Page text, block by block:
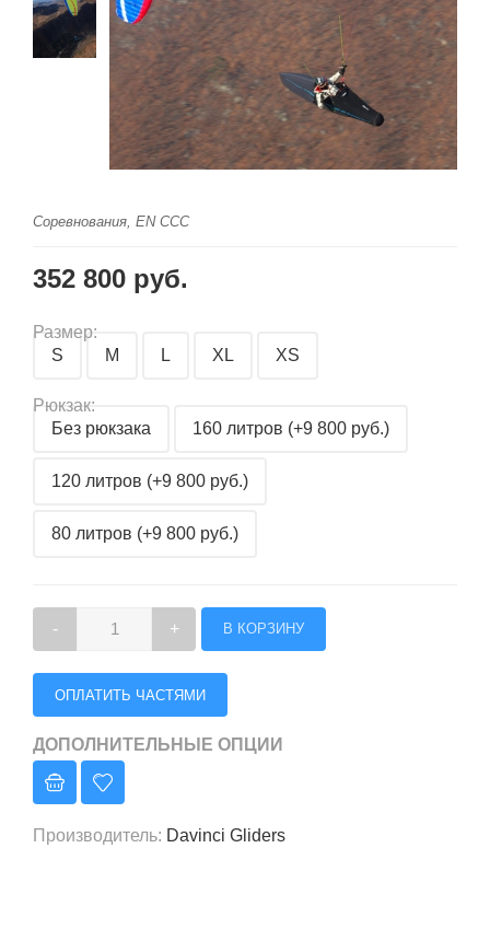
Соревнования, EN CCC
352 800 руб.
Размер:
S
M L XL XS
Рюкзак:
Без рюкзака
160 литров (+9 800 руб.)
120 литров (+9 800 руб.)
80 литров (+9 800 руб.)
- +
ОПЛАТИТЬ ЧАСТЯМИ
ДОПОЛНИТЕЛЬНЫЕ ОПЦИИ
Производитель: Davinci Gliders